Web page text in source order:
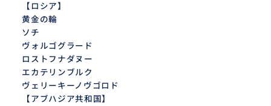
【ロシア】
黄金の輪
ソチ
ヴォルゴグラード
ロストフナダヌー
エカテリンブルク
ヴェリーキーノヴゴロド
【アブハジア共和国】